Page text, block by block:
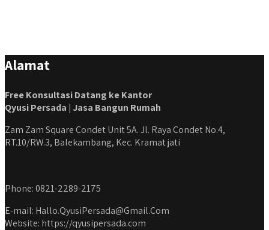
Alamat
Free Konsultasi Datang ke Kantor
Qyusi Persada | Jasa Bangun Rumah
Zam Zam Square Condet Unit 5A. Jl. Raya Condet No.4,
RT.10/RW.3, Balekambang, Kec. Kramat jati
Phone: 0821-2289-2175
E-mail: Hallo.QyusiPersada@Gmail.Com
Website: https://qyusipersada.com